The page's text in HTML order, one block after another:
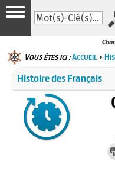
Vous êtes ici :Accueil >
Histoire des Français